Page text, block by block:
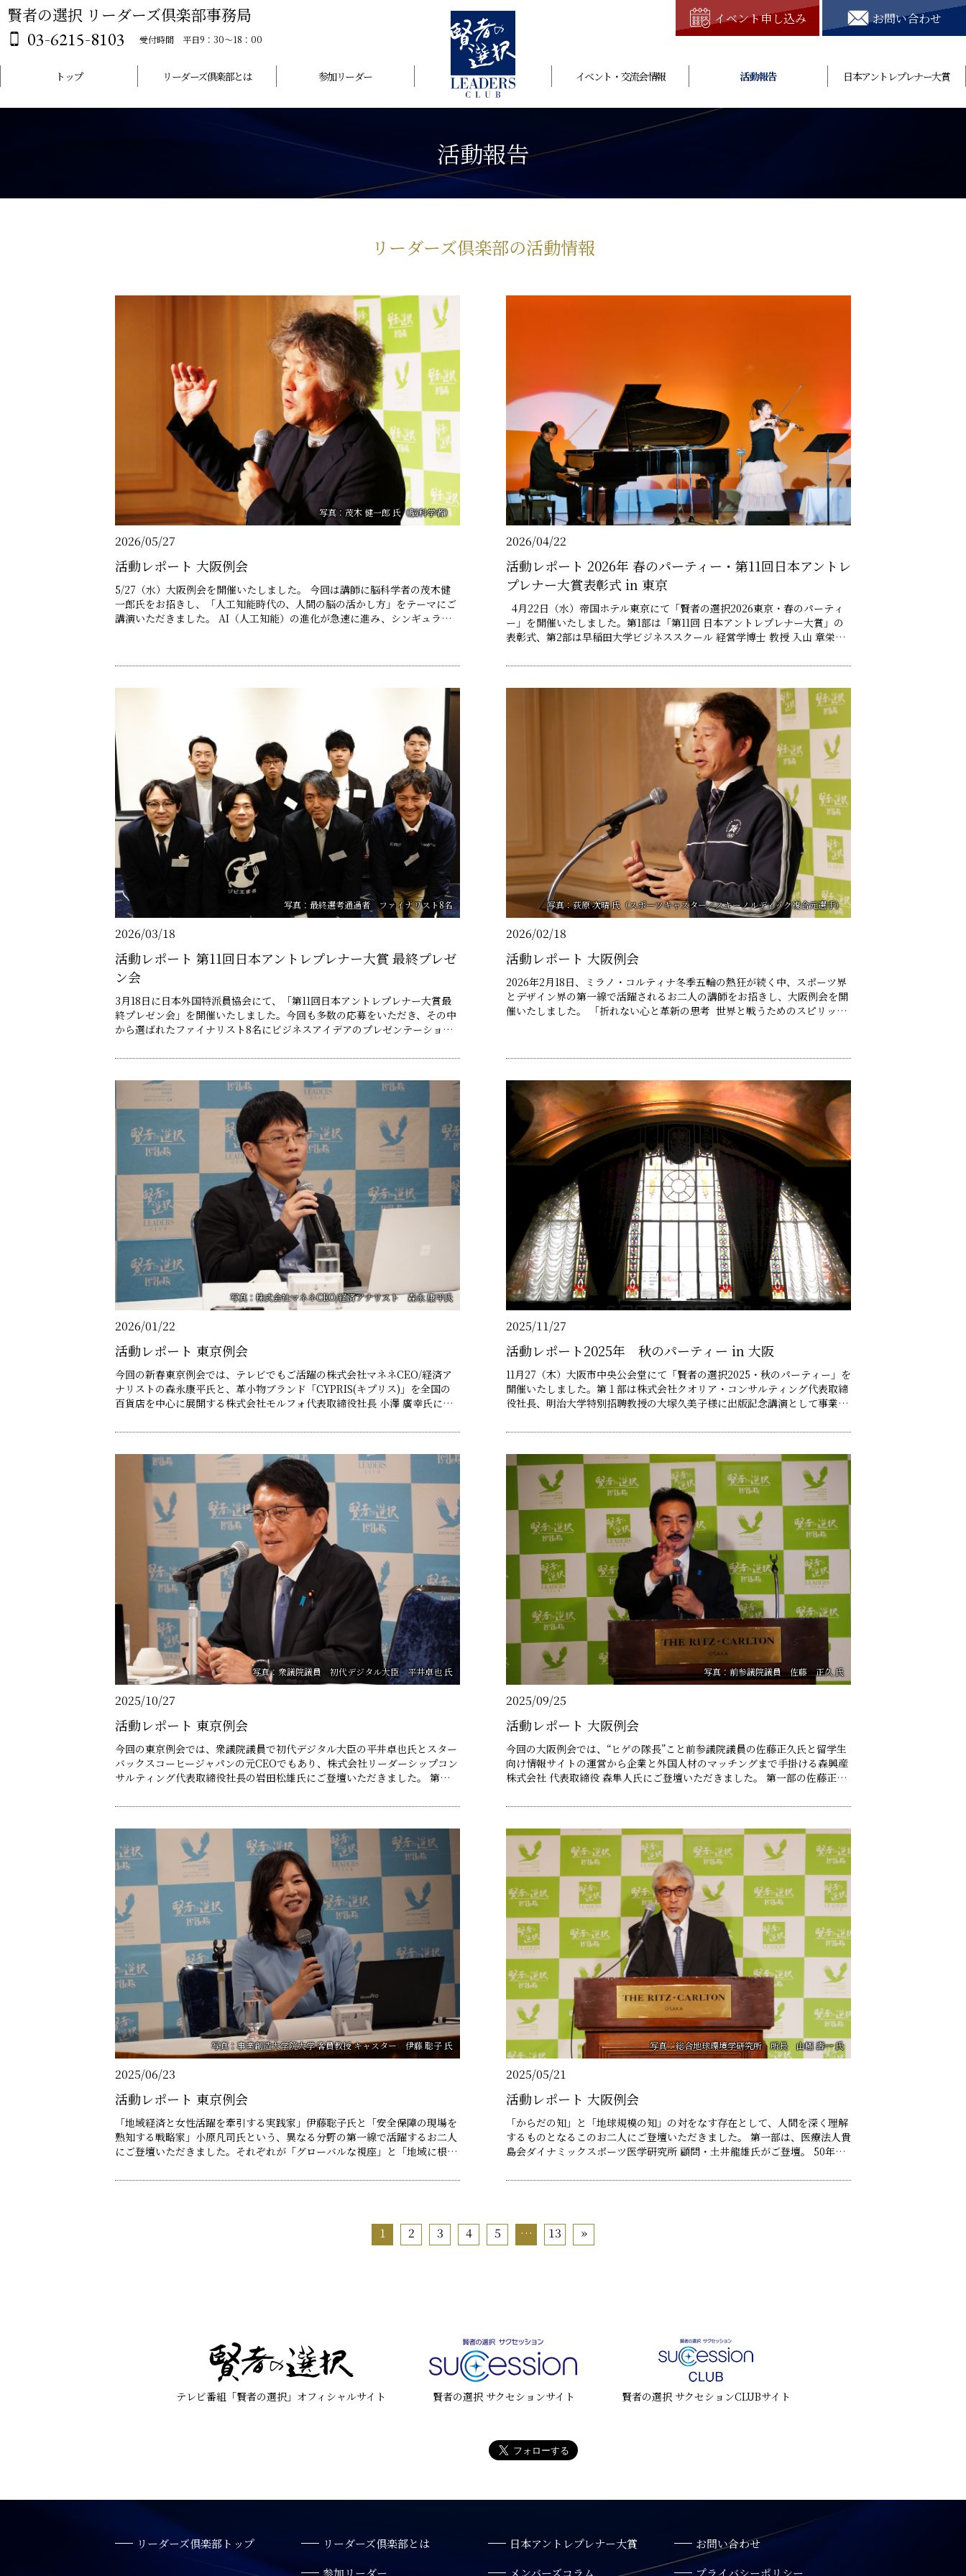
賢者の選択 リーダーズ倶楽部事務局
03-6215-8103 受付時間 平日9：30～18：00
イベント申し込み お問い合わせ
トップ リーダーズ倶楽部とは 参加リーダー イベント・交流会情報 活動報告 日本アントレプレナー大賞
活動報告
リーダーズ倶楽部の活動情報
写真：茂木 健一郎 氏（脳科学者）
2026/05/27
活動レポート 大阪例会
5/27（水）大阪例会を開催いたしました。 今回は講師に脳科学者の茂木健
一郎氏をお招きし、「人工知能時代の、人間の脳の活かし方」をテーマにご
講演いただきました。 AI（人工知能）の進化が急速に進み、シンギュラリ
2026/04/22
活動レポート 2026年 春のパーティー・第11回日本アントレ
プレナー大賞表彰式 in 東京
ー」を開催いたしました。第1部は「第11回 日本アントレプレナー大賞」の
表彰式、第2部は早稲田大学ビジネススクール 経営学博士 教授 入山 章栄様
ビ公開収録いたしました。また第3部では、バイオリニスト木嶋……
写真：最終選考通過者 ファイナリスト8名
2026/03/18
活動レポート 第11回日本アントレプレナー大賞 最終プレゼ
ン会
3月18日に日本外国特派員協会にて、「第11回日本アントレプレナー大賞最
終プレゼン会」を開催いたしました。今回も多数の応募をいただき、その中
から選ばれたファイナリスト8名にビジネスアイデアのプレゼンテーション
中から大賞が選び、4月22日の「春のパーティー」にて発表・表彰式を行い
写真：荻原 次晴 氏（スポーツキャスター／スキーノルディック複合元選手）
2026/02/18
活動レポート 大阪例会
2026年2月18日、ミラノ・コルティナ冬季五輪の熱狂が続く中、スポーツ界
とデザイン界の第一線で活躍されるお二人の講師をお招きし、大阪例会を開
催いたしました。 「折れない心と革新の思考 ―― 世界と戦うためのスピリット
写真：株式会社マネネCEO/経済アナリスト 森永 康平氏
2026/01/22
活動レポート 東京例会
今回の新春東京例会では、テレビでもご活躍の株式会社マネネCEO/経済ア
ナリストの森永康平氏と、革小物ブランド「CYPRIS(キプリス)」を全国の
百貨店を中心に展開する株式会社モルフォ代表取締役社長 小澤 廣幸氏にご
テーマに、日本経済は持続的成長の分岐点にあり、その鍵となるのがインフ
2025/11/27
活動レポート2025年 秋のパーティー in 大阪
11月27（木）大阪市中央公会堂にて「賢者の選択2025・秋のパーティー」を
開催いたしました。第１部は株式会社クオリア・コンサルティング代表取締
役社長、明治大学特別招聘教授の大塚久美子様に出版記念講演として事業承
いるソプラノ歌手 森麻季スペシャルコンサートを開催。第3部では、重要文
写真：衆議院議員 初代デジタル大臣 平井卓也 氏
2025/10/27
活動レポート 東京例会
今回の東京例会では、衆議院議員で初代デジタル大臣の平井卓也氏とスター
バックスコーヒージャパンの元CEOでもあり、株式会社リーダーシップコン
サルティング代表取締役社長の岩田松雄氏にご登壇いただきました。 第一部
テーマに、生成AIやフロンティアAIの影響を踏まえ、国家戦略の再構築、信
写真：前参議院議員 佐藤 正久 氏
2025/09/25
活動レポート 大阪例会
今回の大阪例会では、“ヒゲの隊長”こと前参議院議員の佐藤正久氏と留学生
向け情報サイトの運営から企業と外国人材のマッチングまで手掛ける森興産
株式会社 代表取締役 森隼人氏にご登壇いただきました。 第一部の佐藤正久
際情勢の不安定化と、サイバーテロなどの新たな脅威に対する日本の安全保
写真：事業創造大学院大学 客員教授 キャスター 伊藤 聡子 氏
2025/06/23
活動レポート 東京例会
「地域経済と女性活躍を牽引する実践家」伊藤聡子氏と「安全保障の現場を
熟知する戦略家」小原凡司氏という、異なる分野の第一線で活躍するお二人
にご登壇いただきました。それぞれが「グローバルな視座」と「地域に根ざ
ださいました。 第一部では、事業創造大学院大学 客員教授/キャスターの伊
写真：総合地球環境学研究所 所長 山極 壽一 氏
2025/05/21
活動レポート 大阪例会
「からだの知」と「地球規模の知」の対をなす存在として、人間を深く理解
するものとなるこのお二人にご登壇いただきました。 第一部は、医療法人貴
島会ダイナミックスポーツ医学研究所 顧問・土井龍雄氏がご登壇。 50年以
ーツチームのコンディショニングを支援。 「歩く人。」プロジェクトをはじ
1 2 3 4 5 … 13 »
テレビ番組「賢者の選択」オフィシャルサイト 賢者の選択 サクセションサイト 賢者の選択 サクセションCLUBサイト
リーダーズ倶楽部トップ
リーダーズ倶楽部とは
参加リーダー
日本アントレプレナー大賞
メンバーズコラム
お問い合わせ
プライバシーポリシー